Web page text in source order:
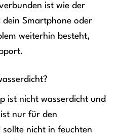
ist wie der
Smartphone oder
weiterhin besteht,
ist nicht wasserdicht und
nur für den
sollte nicht in feuchten